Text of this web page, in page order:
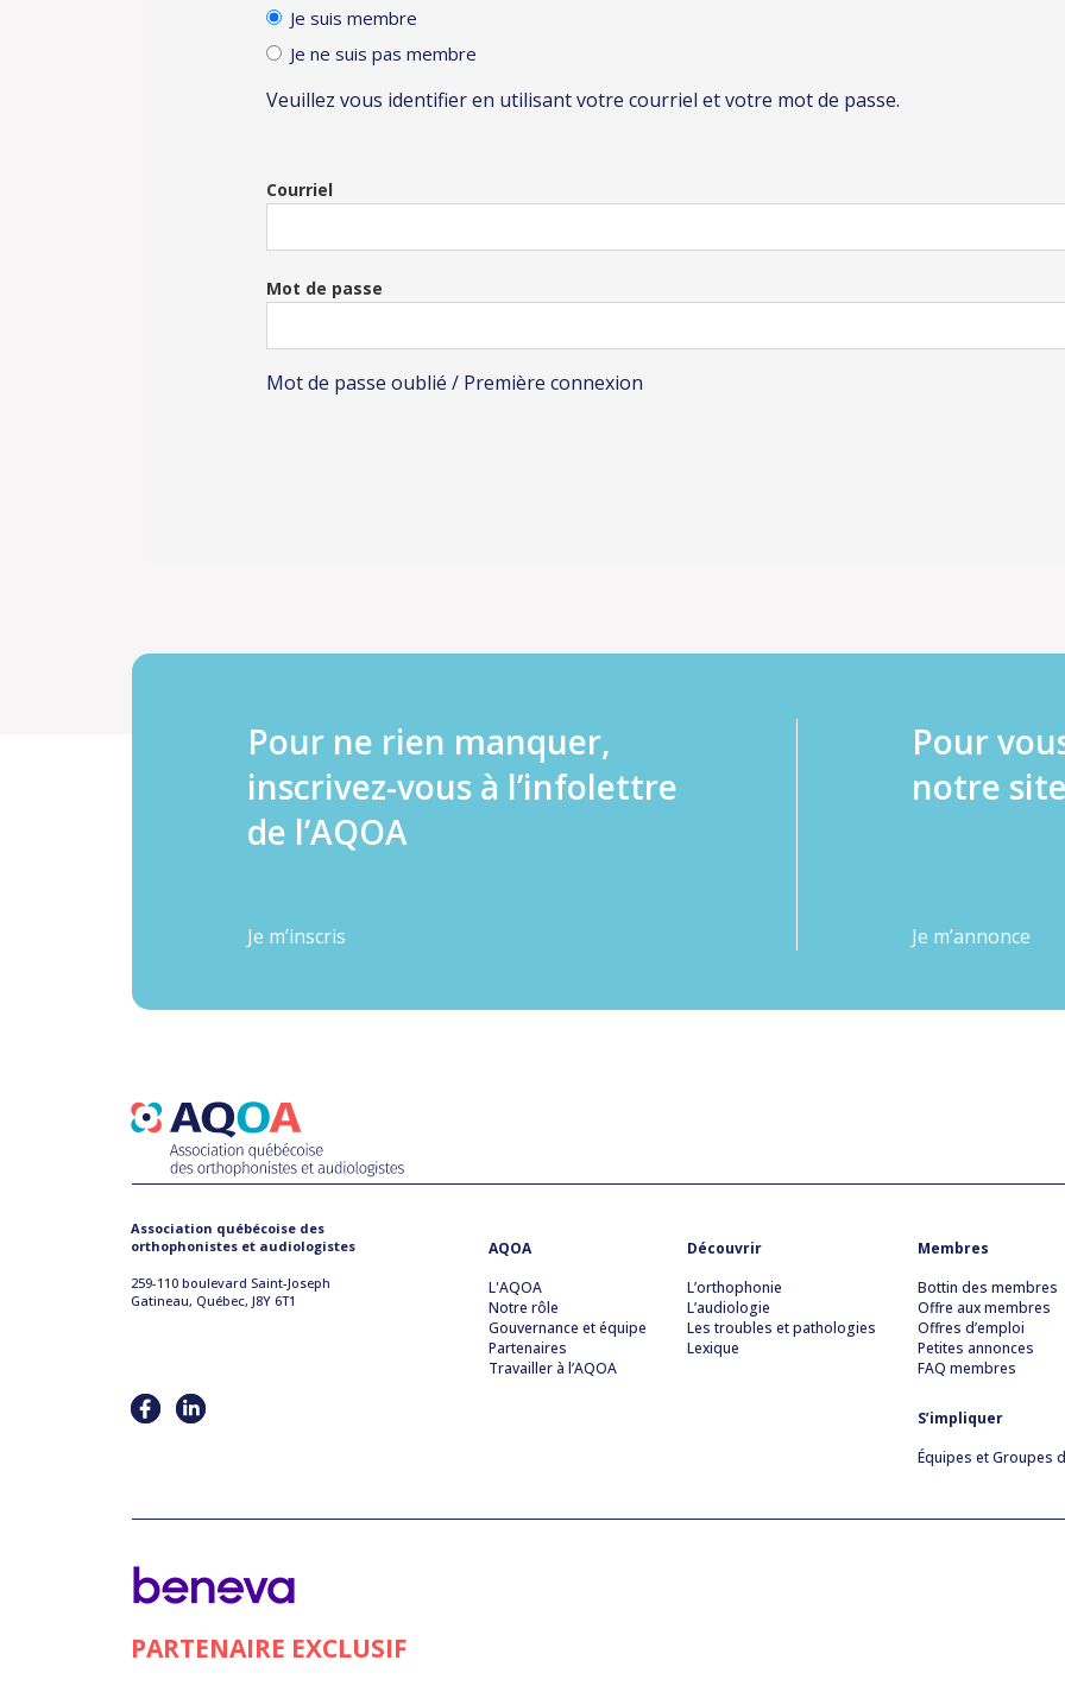
Je suis membre
Je ne suis pas membre
Veuillez vous identifier en utilisant votre courriel et votre mot de passe.
Courriel
Mot de passe
Mot de passe oublié / Première connexion
Pour ne rien manquer,
inscrivez-vous à l’infolettre
de l’AQOA
Je m’inscris
Pour
notre
Je m’annonce
Association québécoise des
orthophonistes et audiologistes
259-110 boulevard Saint-Joseph
Gatineau, Québec, J8Y 6T1
AQOA
L'AQOA
Notre rôle
Gouvernance et équipe
Partenaires
Travailler à l’AQOA
Découvrir
L’orthophonie
L’audiologie
Les troubles et pathologies
Lexique
Membres
Bottin des membres
Offre aux membres
Offres d’emploi
Petites annonces
FAQ membres
S’impliquer
Équipes et Groupes
PARTENAIRE EXCLUSIF